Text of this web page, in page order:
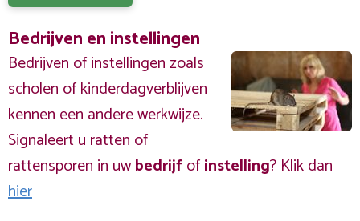
Bedrijven en instellingen
Bedrijven of instellingen zoals
scholen of kinderdagverblijven
kennen een andere werkwijze.
Signaleert u ratten of
rattensporen in uwbedrijfofinstelling? Klik dan
hier